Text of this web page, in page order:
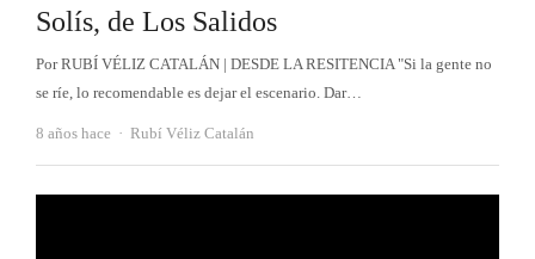
Solís, de Los Salidos
Por RUBÍ VÉLIZ CATALÁN | DESDE LA RESITENCIA "Si la gente no
se ríe, lo recomendable es dejar el escenario. Dar…
8 años hace Autor
Rubí Véliz Catalán